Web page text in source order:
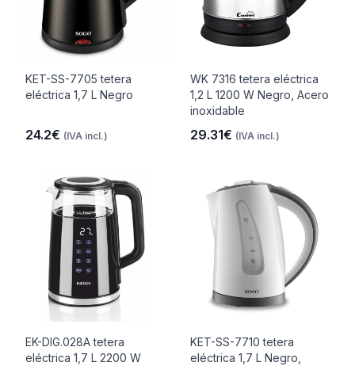
KET-SS-7705 tetera
eléctrica 1,7 L Negro
24.2€ (IVA incl.)
WK 7316 tetera eléctrica
1,2 L 1200 W Negro, Acero
inoxidable
29.31€ (IVA incl.)
EK-DIG.028A tetera
eléctrica 1,7 L 2200 W
KET-SS-7710 tetera
eléctrica 1,7 L Negro,